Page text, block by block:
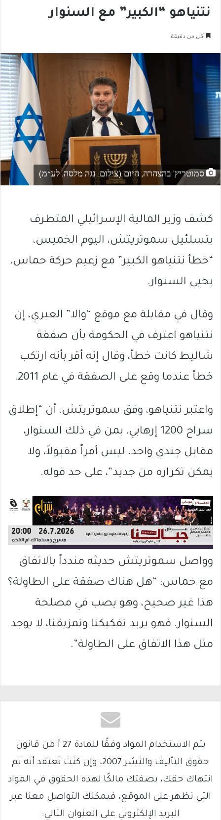
نتنياهو “الكبير” مع السنوار
أقل من دقيقة
סמוטריץ' בהצהרה, היום (צילום: נגה מלסה, לע״מ)
كشف وزير المالية الإسرائيلي المتطرف
بتسلئيل سموتريتش، اليوم الخميس،
“خطأ نتنياهو الكبير” مع زعيم حركة حماس،
يحيى السنوار.
وقال في مقابلة مع موقع “والا” العبري، إن
نتنياهو اعترف في الحكومة بأن صفقة
شاليط كانت خطأ، وقال إنه أقر بأنه ارتكب
خطأ عندما وقع على الصفقة في عام 2011.
واعتبر نتنياهو، وفق سموتريتش، أن “إطلاق
سراح 1200 إرهابي، بمن في ذلك السنوار،
مقابل جندي واحد، ليس أمراً مقبولاً، ولا
يمكن تكراره من جديد”، على حد قوله.
وواصل سموتريتش حديثه مندداً بالاتفاق
مع حماس: “هل هناك صفقة على الطاولة؟
هذا غير صحيح، وهو يصب في مصلحة
السنوار. فهو يريد تفكيكنا وتمزيقنا، لا يوجد
مثل هذا الاتفاق على الطاولة”.
يتم الاستخدام المواد وفقًا للمادة 27 أ من قانون
حقوق التأليف والنشر 2007، وإن كنت تعتقد أنه تم
انتهاك حقك، بصفتك مالكًا لهذه الحقوق في المواد
التي تظهر على الموقع، فيمكنك التواصل معنا عبر
البريد الإلكتروني على العنوان التالي: